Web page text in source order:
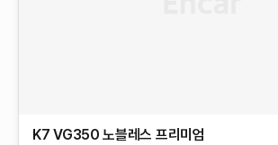
K7 VG350 노블레스 프리미엄